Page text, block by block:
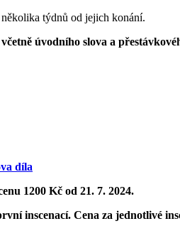
několika týdnů od jejich konání.
úvodního slova a
díla
1200 Kč od 21. 7. 2024.
inscenací. Cena za jednotlivé